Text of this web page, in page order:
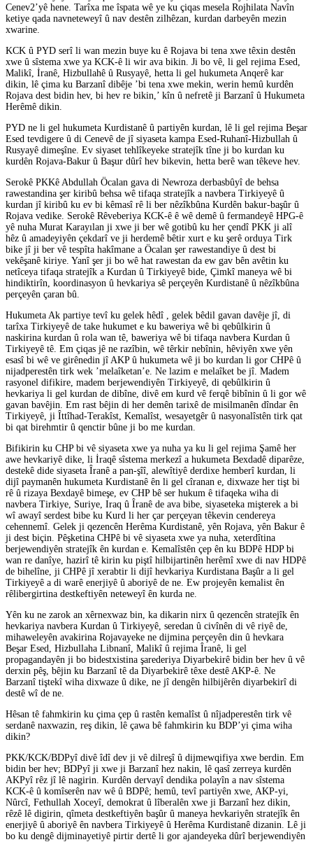
Cenev2’yê hene. Tarîxa me îspata wê ye ku çiqas mesela Rojhilata Navîn
ketiye qada navneteweyî û nav destên zilhêzan, kurdan darbeyên mezin
xwarine.
KCK û PYD serî li wan mezin buye ku ê Rojava bi tena xwe têxin destên
xwe û sîstema xwe ya KCK-ê li wir ava bikin. Ji bo vê, li gel rejima Esed,
Malikî, İranê, Hizbullahê û Rusyayê, hetta li gel hukumeta Anqerê kar
dikin, lê çima ku Barzanî dibêje ’bi tena xwe mekin, werin hemû kurdên
Rojava dest bidin hev, bi hev re bikin,’ kîn û nefretê ji Barzanî û Hukumeta
Herêmê dikin.
PYD ne li gel hukumeta Kurdistanê û partiyên kurdan, lê li gel rejima Beşar
Esed tevdigere û di Cenevê de jî siyaseta kampa Esed-Ruhanî-Hizbullah û
Rusyayê dimeşîne. Ev siyaset tehlîkeyeke stratejîk tîne ji bo kurdan ku
kurdên Rojava-Bakur û Başur dûrî hev bikevin, hetta berê wan têkeve hev.
Serokê PKKê Abdullah Öcalan gava di Newroza derbasbûyî de behsa
rawestandina şer kiribû behsa wê tifaqa stratejîk a navbera Tirkiyeyê û
kurdan jî kiribû ku ev bi kêmasî rê li ber nêzîkbûna Kurdên bakur-başûr û
Rojava vedike. Serokê Rêveberiya KCK-ê ê wê demê û fermandeyê HPG-ê
yê nuha Murat Karayılan ji xwe ji ber wê gotibû ku her çendî PKK ji alî
hêz û amadeyiyên çekdarî ve ji herdemê bêtir xurt e ku şerê orduya Tirk
bike jî ji ber vê tespîta hakîmane a Öcalan şer rawestandiye û dest bi
vekêşanê kiriye. Yanî şer ji bo wê hat rawestan da ew gav bên avêtin ku
netîceya tifaqa stratejîk a Kurdan û Tirkiyeyê bide, Çimkî maneya wê bi
hindiktirîn, koordinasyon û hevkariya sê perçeyên Kurdistanê û nêzîkbûna
perçeyên çaran bû.
Hukumeta Ak partiye tevî ku gelek hêdî , gelek bêdil gavan davêje jî, di
tarîxa Tirkiyeyê de take hukumet e ku baweriya wê bi qebûlkirin û
naskirina kurdan û rola wan tê, baweriya wê bi tifaqa navbera Kurdan û
Tirkiyeyê tê. Em çiqas jê ne razîbin, wê têrkir nebînin, hêviyên xwe yên
esasî bi wê ve girênedin jî AKP û hukumeta wê ji bo kurdan li gor CHPê û
nijadperestên tirk wek ’melaîketan’e. Ne lazim e melaîket be jî. Madem
rasyonel difikire, madem berjewendiyên Tirkiyeyê, di qebûlkirin û
hevkariya li gel kurdan de dibîne, divê em kurd vê ferqê bibînin û li gor wê
gavan bavêjin. Em rast bêjin di her demên tarixê de misilmanên dîndar ên
Tirkiyeyê, ji Îttîhad-Terakîst, Kemalîst, wesayetgêr û nasyonalîstên tirk qat
bi qat birehmtir û qenctir bûne ji bo me kurdan.
Bifikirin ku CHP bi vê siyaseta xwe ya nuha ya ku li gel rejima Şamê her
awe hevkariyê dike, li İraqê sîstema merkezî a hukumeta Bexdadê diparêze,
destekê dide siyaseta Îranê a pan-şîî, alewîtiyê derdixe hemberî kurdan, li
dijî paymanên hukumeta Kurdistanê ên li gel cîranan e, dixwaze her tişt bi
rê û rizaya Bexdayê bimeşe, ev CHP bê ser hukum ê tifaqeka wiha di
navbera Tirkiye, Suriye, Iraq û Îranê de ava bibe, siyaseteka mişterek a bi
wî awayî serdest bibe ku Kurd li her çar perçeyan têkevin cendereya
cehennemî. Gelek ji qezencên Herêma Kurdistanê, yên Rojava, yên Bakur ê
ji dest biçin. Pêşketina CHPê bi vê siyaseta xwe ya nuha, xeterdîtina
berjewendiyên stratejîk ên kurdan e. Kemalîstên çep ên ku BDPê HDP bi
wan re danîye, hazirî tê kirin ku piştî hilbijartinên herêmî xwe di nav HDPê
de bihelîne, ji CHPê jî xerabtir li dijî hevkariya Kurdistana Başûr a li gel
Tirkiyeyê a di warê enerjiyê û aboriyê de ne. Ew projeyên kemalist ên
rêlibergirtina destkeftiyên neteweyî ên kurda ne.
Yên ku ne zarok an xêrnexwaz bin, ka dikarin nirx û qezencên stratejîk ên
hevkariya navbera Kurdan û Tirkiyeyê, seredan û civînên di vê riyê de,
mihaweleyên avakirina Rojavayeke ne dijmina perçeyên din û hevkara
Beşar Esed, Hizbullaha Libnanî, Malikî û rejima Îranê, li gel
propagandayên ji bo bidestxistina şarederiya Diyarbekirê bidin ber hev û vê
derxin pêş, bêjin ku Barzanî tê da Diyarbekirê têxe destê AKP-ê. Ne
Barzanî tiştekî wiha dixwaze û dike, ne jî dengên hilbijêrên diyarbekirî di
destê wî de ne.
Hêsan tê fahmkirin ku çima çep û rastên kemalîst û nîjadperestên tirk vê
serdanê naxwazin, reş dikin, lê çawa bê fahmkirin ku BDP’yi çima wiha
dikin?
PKK/KCK/BDPyî divê îdî dev ji vê dilreşî û dijmewqifiya xwe berdin. Em
bidin ber hev; BDPyî ji xwe ji Barzanî hez nakin, lê qasî zerreya kurdên
AKPyî rêz jî lê nagirin. Kurdên dervayî dendika polayîn a nav sîstema
KCK-ê û komîserên nav wê û BDPê; hemû, tevî partiyên xwe, AKP-yi,
Nûrcî, Fethullah Xoceyî, demokrat û lîberalên xwe ji Barzanî hez dikin,
rêzê lê digirin, qîmeta destkeftiyên başûr û maneya hevkariyên stratejîk ên
enerjiyê û aboriyê ên navbera Tirkiyeyê û Herêma Kurdistanê dizanin. Lê ji
bo ku dengê dijminayetiyê pirtir dertê li gor ajandeyeka dûrî berjewendiyên